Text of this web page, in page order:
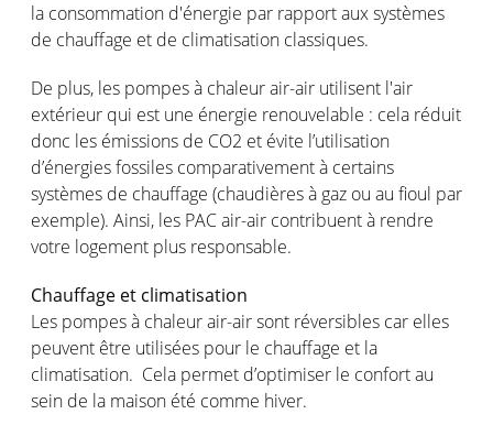
la consommation d'énergie par rapport aux systèmes
de chauffage et de climatisation classiques.
De plus, les pompes à chaleur air-air utilisent l'air
extérieur qui est une énergie renouvelable : cela réduit
donc les émissions de CO2 et évite l’utilisation
d’énergies fossiles comparativement à certains
systèmes de chauffage (chaudières à gaz ou au fioul par
exemple). Ainsi, les PAC air-air contribuent à rendre
votre logement plus responsable.
Chauffage et climatisation
Les pompes à chaleur air-air sont réversibles car elles
peuvent être utilisées pour le chauffage et la
climatisation. Cela permet d’optimiser le confort au
sein de la maison été comme hiver.